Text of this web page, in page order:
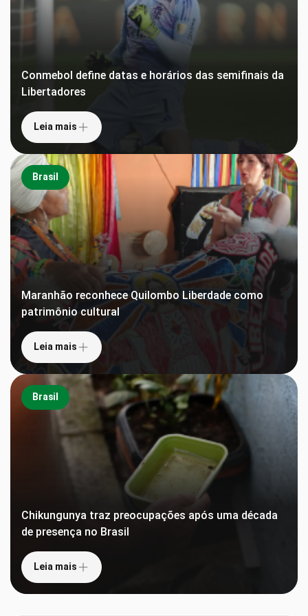
Conmebol define datas e horários das semifinais da
Libertadores
Leia mais
Brasil
Maranhão reconhece Quilombo Liberdade como
patrimônio cultural
Leia mais
Brasil
Chikungunya traz preocupações após uma década
de presença no Brasil
Leia mais